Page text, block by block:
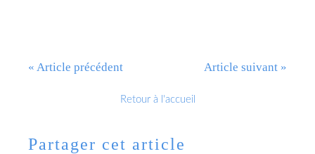
« Article précédent Article suivant »
Retour à l'accueil
Partager cet article